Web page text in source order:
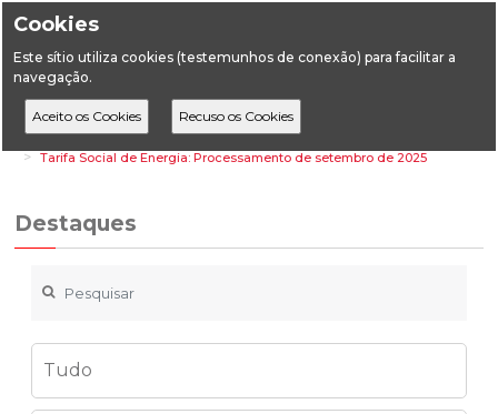
Cookies
Este sítio utiliza cookies (testemunhos de conexão) para facilitar a
navegação.
HomeDestaques
Energia
Tarifa Social de Energia: Processamento de setembro de 2025
Destaques
Tudo